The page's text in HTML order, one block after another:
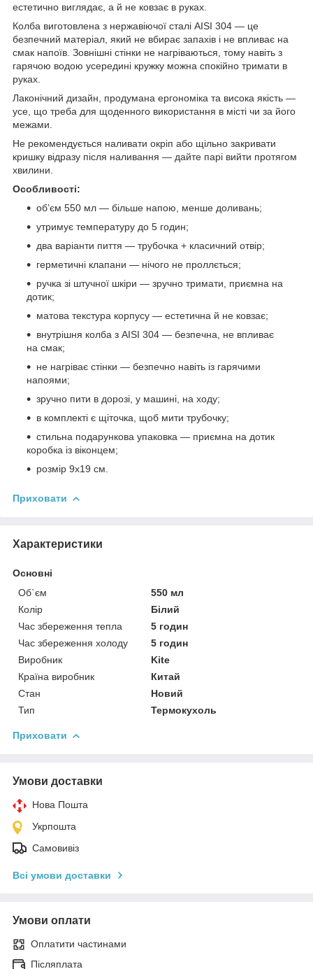
естетично виглядає, а й не ковзає в руках.
Колба виготовлена з нержавіючої сталі AISI 304 — це
безпечний матеріал, який не вбирає запахів і не впливає на
смак напоїв. Зовнішні стінки не нагріваються, тому навіть з
гарячою водою усередині кружку можна спокійно тримати в
руках.
Лаконічний дизайн, продумана ергономіка та висока якість —
усе, що треба для щоденного використання в місті чи за його
межами.
Не рекомендується наливати окріп або щільно закривати
кришку відразу після наливання — дайте парі вийти протягом
хвилини.
Особливості:
об’єм 550 мл — більше напою, менше доливань;
утримує температуру до 5 годин;
два варіанти пиття — трубочка + класичний отвір;
герметичні клапани — нічого не проллється;
ручка зі штучної шкіри — зручно тримати, приємна на
дотик;
матова текстура корпусу — естетична й не ковзає;
внутрішня колба з AISI 304 — безпечна, не впливає
на смак;
не нагріває стінки — безпечно навіть із гарячими
напоями;
зручно пити в дорозі, у машині, на ходу;
в комплекті є щіточка, щоб мити трубочку;
стильна подарункова упаковка — приємна на дотик
коробка із віконцем;
розмір 9х19 см.
Приховати
Характеристики
Основні
Об`єм
550 мл
Колір
Білий
Час збереження тепла
5 годин
Час збереження холоду
5 годин
Виробник
Kite
Країна виробник
Китай
Стан
Новий
Тип
Термокухоль
Приховати
Умови доставки
Нова Пошта
Укрпошта
Самовивіз
Всі умови доставки
Умови оплати
Оплатити частинами
Післяплата